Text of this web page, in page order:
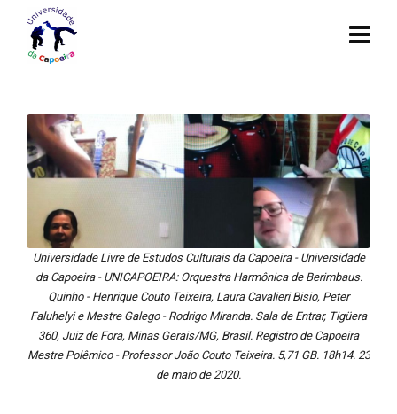
Universidade Livre de Estudos Culturais da Capoeira - Universidade
da Capoeira - UNICAPOEIRA: Orquestra Harmônica de Berimbaus.
Quinho - Henrique Couto Teixeira, Laura Cavalieri Bisio, Peter
Faluhelyi e Mestre Galego - Rodrigo Miranda. Sala de Entrar, Tigüera
360, Juiz de Fora, Minas Gerais/MG, Brasil. Registro de Capoeira
Mestre Polêmico - Professor João Couto Teixeira. 5,71 GB. 18h14. 23
de maio de 2020.